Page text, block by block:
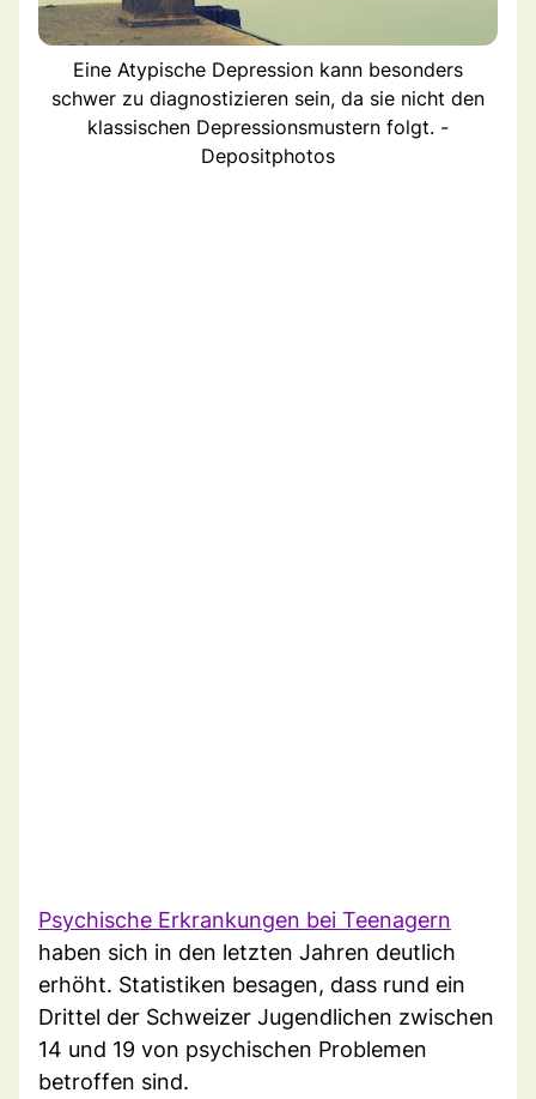
Eine Atypische Depression kann besonders
schwer zu diagnostizieren sein, da sie nicht den
klassischen Depressionsmustern folgt. -
Depositphotos
Psychische Erkrankungen bei Teenagern
haben sich in den letzten Jahren deutlich
erhöht. Statistiken besagen, dass rund ein
Drittel der Schweizer Jugendlichen zwischen
14 und 19 von psychischen Problemen
betroffen sind.